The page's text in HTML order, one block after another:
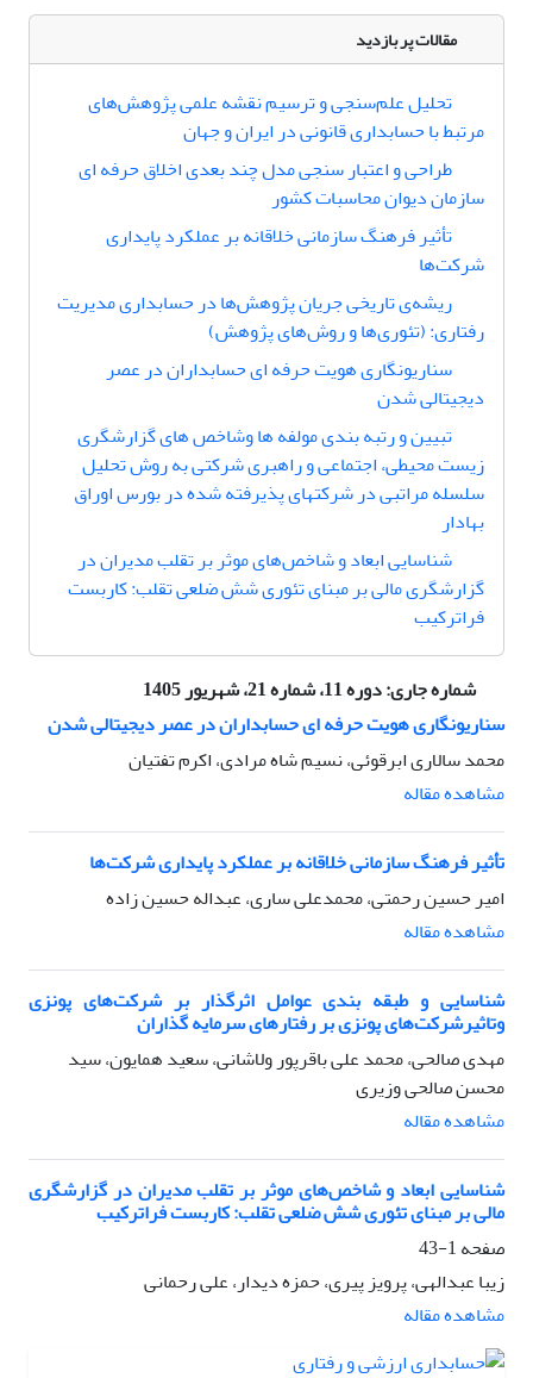
مقالات پر بازدید
تحلیل علم‌سنجی و ترسیم نقشه علمی پژوهش‌های
مرتبط با حسابداری قانونی در ایران و جهان
طراحی و اعتبار سنجی مدل چند بعدی اخلاق حرفه ای
سازمان دیوان محاسبات کشور
تأثیر فرهنگ سازمانی خلاقانه بر عملکرد پایداری
شرکت‌ها
ریشه‌‌ی تاریخی جریان پژوهش‌ها در حسابداری مدیریت
رفتاری: (تئوری‌ها و روش‌های پژوهش)
سناریونگاری هویت حرفه ای حسابداران در عصر
دیجیتالی شدن
تبیین و رتبه بندی مولفه ها وشاخص های گزارشگری
زیست محیطی، اجتماعی و راهبری شرکتی به روش تحلیل
سلسله مراتبی در شرکتهای پذیرفته شده در بورس اوراق
بهادار
شناسایی ابعاد و شاخص‌های موثر بر تقلب مدیران در
گزارشگری مالی بر مبنای تئوری شش ضلعی تقلب: کاربست
فراترکیب
شماره جاری:دوره 11، شماره 21، شهریور 1405
سناریونگاری هویت حرفه ای حسابداران در عصر دیجیتالی شدن
محمد سالاری ابرقوئی، نسیم شاه مرادی، اکرم تفتیان
مشاهده مقاله
تأثیر فرهنگ سازمانی خلاقانه بر عملکرد پایداری شرکت‌ها
امیر حسین رحمتی، محمدعلی ساری، عبداله حسین زاده
مشاهده مقاله
شناسایی و طبقه بندی عوامل اثر‌گذار بر شرکت‌های پونزی
وتاثیرشرکت‌های پونزی بر رفتارهای سرمایه گذاران
مهدی صالحی، محمد علی باقرپور ولاشانی، سعید همایون، سید
محسن صالحی وزیری
مشاهده مقاله
شناسایی ابعاد و شاخص‌های موثر بر تقلب مدیران در گزارشگری
مالی بر مبنای تئوری شش ضلعی تقلب: کاربست فراترکیب
صفحه1-43
زیبا عبدالهی، پرویز پیری، حمزه دیدار، علی رحمانی
مشاهده مقاله